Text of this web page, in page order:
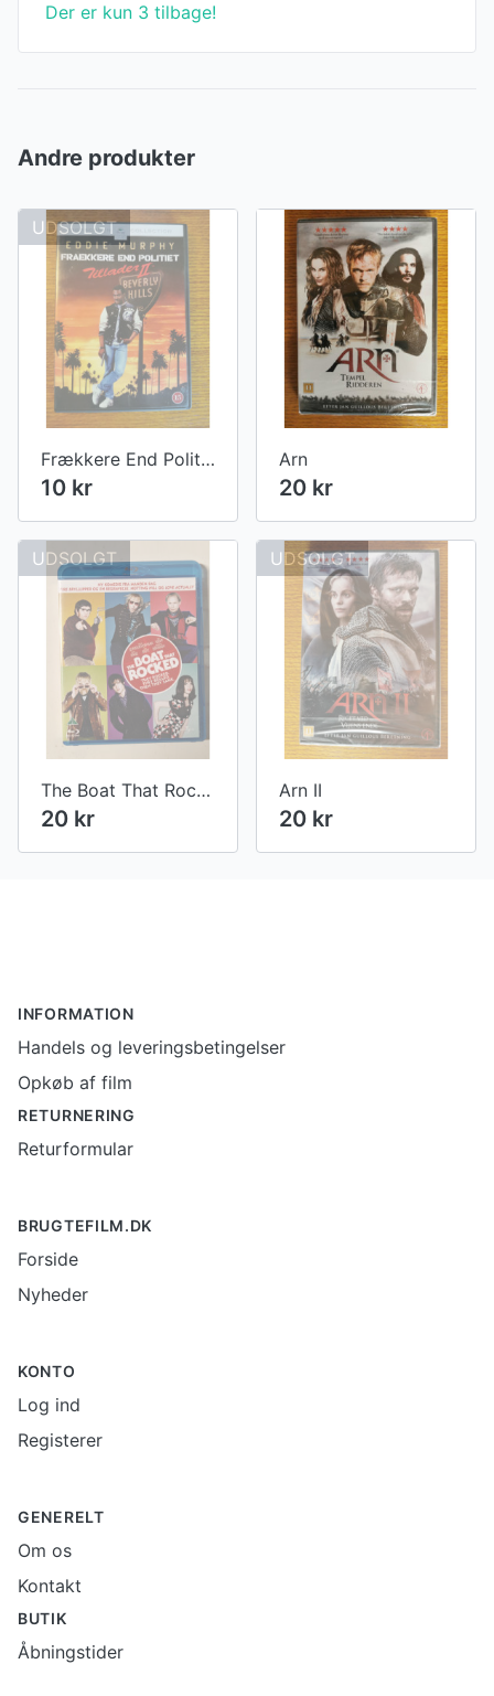
Der er kun 3 tilbage!
Andre produkter
UDSOLGT
Frækkere End Politiet Tillader 2
10 kr
Arn
20 kr
UDSOLGT
The Boat That Rocked
20 kr
UDSOLGT
Arn II
20 kr
INFORMATION
Handels og leveringsbetingelser
Opkøb af film
RETURNERING
Returformular
BRUGTEFILM.DK
Forside
Nyheder
KONTO
Log ind
Registerer
GENERELT
Om os
Kontakt
BUTIK
Åbningstider